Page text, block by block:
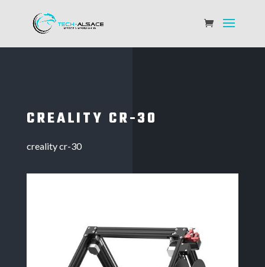
CREALITY CR-30
creality cr-30